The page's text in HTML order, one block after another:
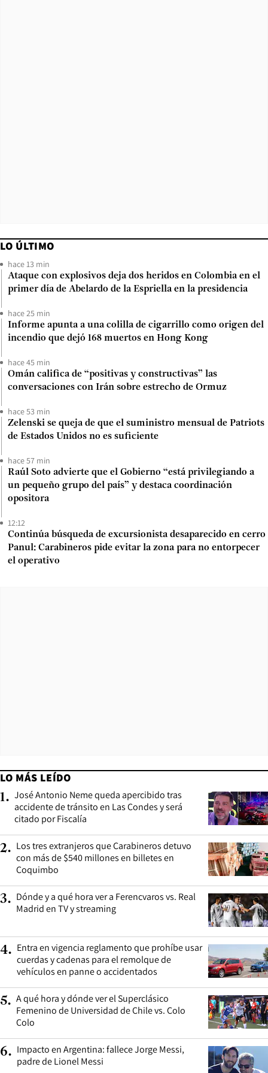
LO ÚLTIMO
hace 13 min
Ataque con explosivos deja dos heridos en Colombia en el
primer día de Abelardo de la Espriella en la presidencia
hace 25 min
Informe apunta a una colilla de cigarrillo como origen del
incendio que dejó 168 muertos en Hong Kong
hace 45 min
Omán califica de “positivas y constructivas” las
conversaciones con Irán sobre estrecho de Ormuz
hace 53 min
Zelenski se queja de que el suministro mensual de Patriots
de Estados Unidos no es suficiente
hace 57 min
Raúl Soto advierte que el Gobierno “está privilegiando a
un pequeño grupo del país” y destaca coordinación
opositora
12:12
Continúa búsqueda de excursionista desaparecido en cerro
Panul: Carabineros pide evitar la zona para no entorpecer
el operativo
LO MÁS LEÍDO
1. José Antonio Neme queda apercibido tras
accidente de tránsito en Las Condes y será
citado por Fiscalía
2. Los tres extranjeros que Carabineros detuvo
con más de $540 millones en billetes en
Coquimbo
3. Dónde y a qué hora ver a Ferencvaros vs. Real
Madrid en TV y streaming
4. Entra en vigencia reglamento que prohíbe usar
cuerdas y cadenas para el remolque de
vehículos en panne o accidentados
5. A qué hora y dónde ver el Superclásico
Femenino de Universidad de Chile vs. Colo
Colo
6. Impacto en Argentina: fallece Jorge Messi,
padre de Lionel Messi